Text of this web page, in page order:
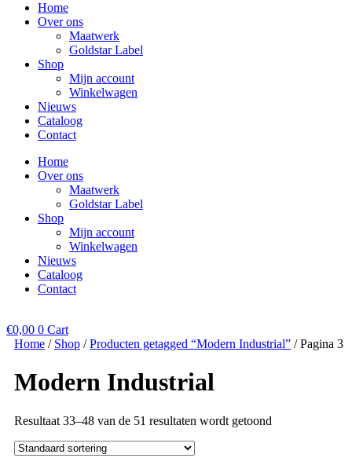
Home
Over ons
Maatwerk
Goldstar Label
Shop
Mijn account
Winkelwagen
Nieuws
Cataloog
Contact
Home
Over ons
Maatwerk
Goldstar Label
Shop
Mijn account
Winkelwagen
Nieuws
Cataloog
Contact
€0,00 0 Cart
Home / Shop /Producten getagged “Modern Industrial” / Pagina 3
Modern Industrial
Resultaat 33–48 van de 51 resultaten wordt getoond